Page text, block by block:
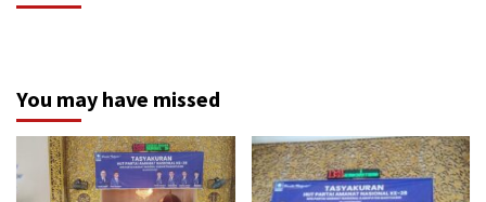
You may have missed